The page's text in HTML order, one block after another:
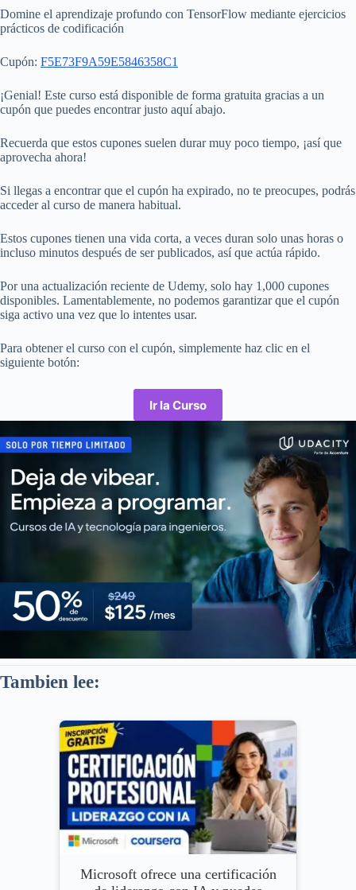
Domine el aprendizaje profundo con TensorFlow mediante ejercicios
prácticos de codificación
Cupón: F5E73F9A59E5846358C1
¡Genial! Este curso está disponible de forma gratuita gracias a un
cupón que puedes encontrar justo aquí abajo.
Recuerda que estos cupones suelen durar muy poco tiempo, ¡así que
aprovecha ahora!
Si llegas a encontrar que el cupón ha expirado, no te preocupes, podrás
acceder al curso de manera habitual.
Estos cupones tienen una vida corta, a veces duran solo unas horas o
incluso minutos después de ser publicados, así que actúa rápido.
Por una actualización reciente de Udemy, solo hay 1,000 cupones
disponibles. Lamentablemente, no podemos garantizar que el cupón
siga activo una vez que lo intentes usar.
Para obtener el curso con el cupón, simplemente haz clic en el
siguiente botón:
Ir la Curso
Tambien lee:
Microsoft ofrece una certificación